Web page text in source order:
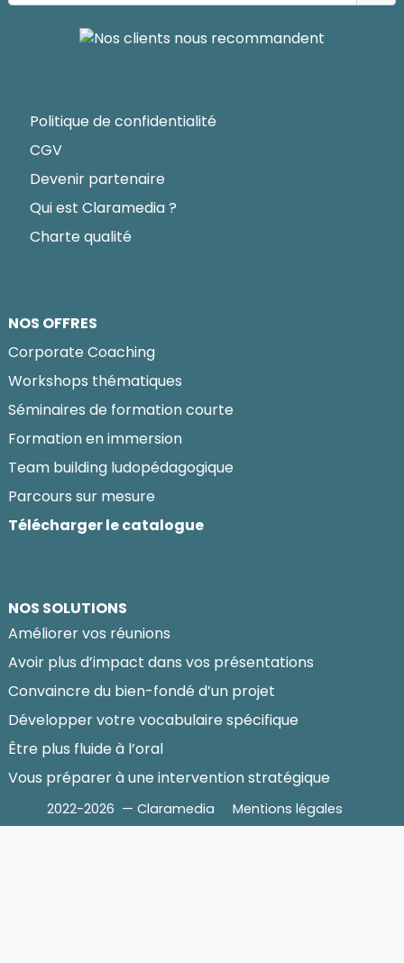
Politique de confidentialité
CGV
Devenir partenaire
Qui est Claramedia ?
Charte qualité
NOS OFFRES
Corporate Coaching
Workshops thématiques
Séminaires de formation courte
Formation en immersion
Team building ludopédagogique
Parcours sur mesure
Télécharger le catalogue
NOS SOLUTIONS
Améliorer vos réunions
Avoir plus d’impact dans vos présentations
Convaincre du bien-fondé d’un projet
Développer votre vocabulaire spécifique
Être plus fluide à l’oral
Vous préparer à une intervention stratégique
2022-2026 — Claramedia Mentions légales